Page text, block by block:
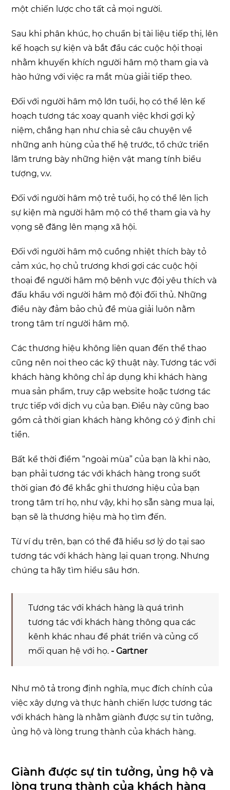
một chiến lược cho tất cả mọi người.
Sau khi phân khúc, họ chuẩn bị tài liệu tiếp thị, lên
kế hoạch sự kiện và bắt đầu các cuộc hội thoại
nhằm khuyến khích người hâm mộ tham gia và
hào hứng với việc ra mắt mùa giải tiếp theo.
Đối với người hâm mộ lớn tuổi, họ có thể lên kế
hoạch tương tác xoay quanh việc khơi gợi kỷ
niệm, chẳng hạn như chia sẻ câu chuyện về
những anh hùng của thế hệ trước, tổ chức triển
lãm trưng bày những hiện vật mang tính biểu
tượng, v.v.
Đối với người hâm mộ trẻ tuổi, họ có thể lên lịch
sự kiện mà người hâm mộ có thể tham gia và hy
vọng sẽ đăng lên mạng xã hội.
Đối với người hâm mộ cuồng nhiệt thích bày tỏ
cảm xúc, họ chủ trương khơi gợi các cuộc hội
thoại để người hâm mộ bênh vực đội yêu thích và
đấu khẩu với người hâm mộ đội đối thủ. Những
điều này đảm bảo chủ đề mùa giải luôn nằm
trong tâm trí người hâm mộ.
Các thương hiệu không liên quan đến thể thao
cũng nên noi theo các kỹ thuật này. Tương tác với
khách hàng không chỉ áp dụng khi khách hàng
mua sản phẩm, truy cập website hoặc tương tác
trực tiếp với dịch vụ của bạn. Điều này cũng bao
gồm cả thời gian khách hàng không có ý định chi
tiền.
Bất kể thời điểm “ngoài mùa” của bạn là khi nào,
bạn phải tương tác với khách hàng trong suốt
thời gian đó để khắc ghi thương hiệu của bạn
trong tâm trí họ, như vậy, khi họ sẵn sàng mua lại,
bạn sẽ là thương hiệu mà họ tìm đến.
Từ ví dụ trên, bạn có thể đã hiểu sơ lý do tại sao
tương tác với khách hàng lại quan trọng. Nhưng
chúng ta hãy tìm hiểu sâu hơn.
Tương tác với khách hàng là quá trình
tương tác với khách hàng thông qua các
kênh khác nhau để phát triển và củng cố
mối quan hệ với họ. - Gartner
Như mô tả trong định nghĩa, mục đích chính của
việc xây dựng và thực hành chiến lược tương tác
với khách hàng là nhằm giành được sự tin tưởng,
ủng hộ và lòng trung thành của khách hàng.
Giành được sự tin tưởng, ủng hộ và
lòng trung thành của khách hàng